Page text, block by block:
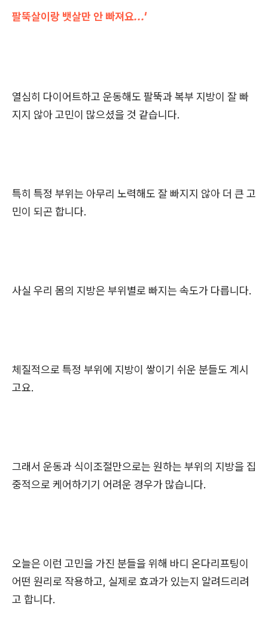
팔뚝살이랑 뱃살만 안 빠져요...'
열심히 다이어트하고 운동해도 팔뚝과 복부 지방이 잘 빠
지지 않아 고민이 많으셨을 것 같습니다.
특히 특정 부위는 아무리 노력해도 잘 빠지지 않아 더 큰 고
민이 되곤 합니다.
사실 우리 몸의 지방은 부위별로 빠지는 속도가 다릅니다.
체질적으로 특정 부위에 지방이 쌓이기 쉬운 분들도 계시
고요.
그래서 운동과 식이조절만으로는 원하는 부위의 지방을 집
중적으로 케어하기기 어려운 경우가 많습니다.
​오늘은 이런 고민을 가진 분들을 위해 바디 온다리프팅이
어떤 원리로 작용하고, 실제로 효과가 있는지 알려드리려
고 합니다.